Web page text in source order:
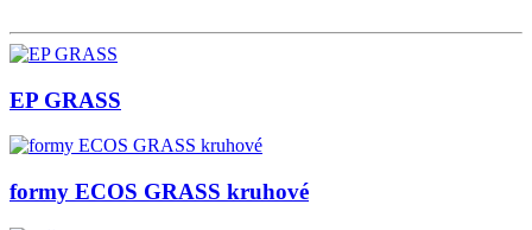
EP GRASS
formy ECOS GRASS kruhové